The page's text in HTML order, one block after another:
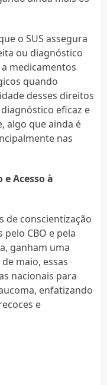
o SUS assegura
ou diagnóstico
medicamentos
quando
desses direitos
eficaz e
algo que ainda é
nas
Acesso à
de conscientização
CBO e pela
ganham uma
maio, essas
nacionais para
enfatizando
e